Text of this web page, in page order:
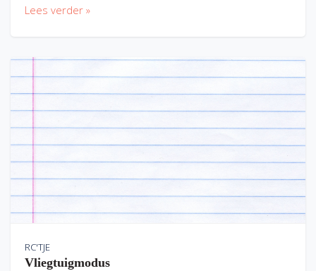
Lees verder »
RC'TJE
Vliegtuigmodus